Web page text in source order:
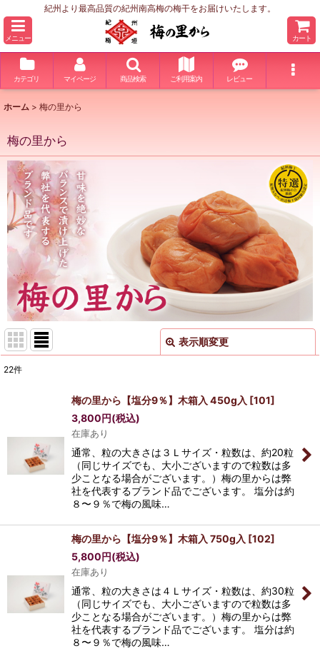
紀州より最高品質の紀州南高梅の梅干をお届けいたします。
メニュー カート
カテゴリ マイページ 商品検索 ご利用案内 レビュー
ホーム > 梅の里から
梅の里から
表示順変更
並び順:
絞り込む
22件
梅の里から【塩分9％】木箱入 450g入 [101]
3,800円(税込)
在庫あり
通常、粒の大きさは３Ｌサイズ・粒数は、約20粒
（同じサイズでも、大小ございますので粒数は多
少ことなる場合がございます。）梅の里からは弊
社を代表するブランド品でございます。 塩分は約
８〜９％で梅の風味…
梅の里から【塩分9％】木箱入 750g入 [102]
5,800円(税込)
在庫あり
通常、粒の大きさは４Ｌサイズ・粒数は、約30粒
（同じサイズでも、大小ございますので粒数は多
少ことなる場合がございます。）梅の里からは弊
社を代表するブランド品でございます。 塩分は約
８〜９％で梅の風味…